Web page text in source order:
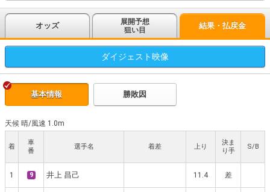
オッズ
展開予想
狙い目
結果・払戻金
ダイジェスト映像
基本情報 勝敗因
天候 晴/風速 1.0m
着
車
番
選手名 着差 上り
決ま
り手
S/B
1 9 井上 昌己 11.4 差